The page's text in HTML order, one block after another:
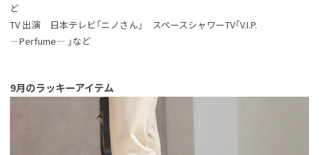
ど
TV 出演 日本テレビ「ニノさん」 スペースシャワーTV「V.I.P.
―Perfume― 」など
9月のラッキーアイテム